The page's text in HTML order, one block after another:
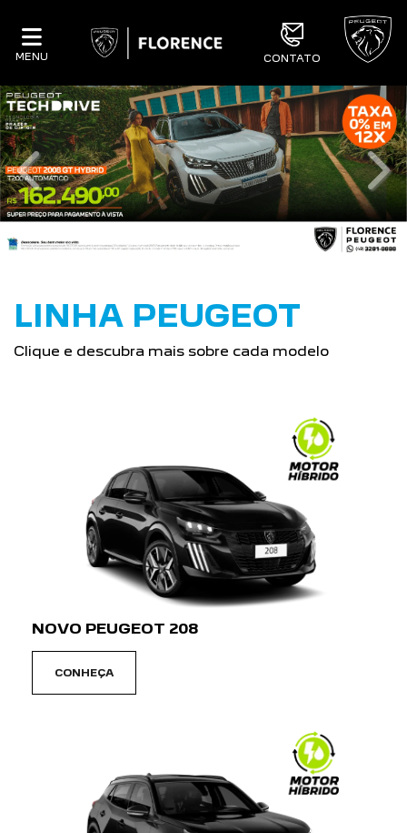
MENU CONTATO
templates.template-
LINHA PEUGEOT
Clique e descubra mais sobre cada modelo
NOVO PEUGEOT 208
CONHEÇA